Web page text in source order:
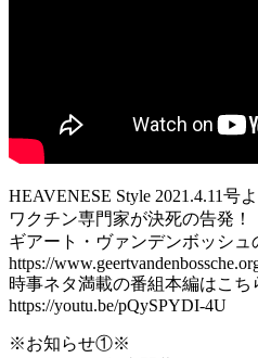
HEAVENESE Style 2021.4.11号
ワクチン専門家が決死の告発！
ギアート・ヴァンデンボッシュ
https://
時事ネタ満載の番組本編はこ
https://youtu.be/pQySPYDI-4U
※お知らせ①※